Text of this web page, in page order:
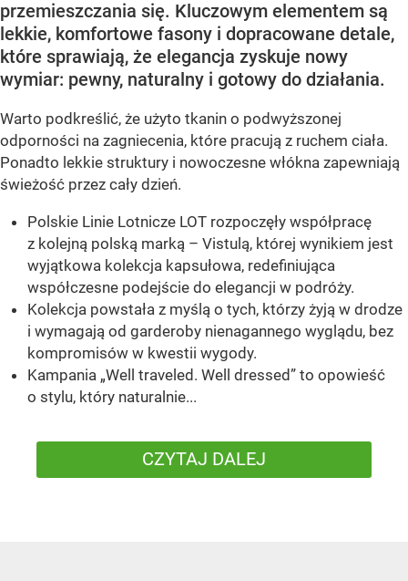
przemieszczania się. Kluczowym elementem są
lekkie, komfortowe fasony i dopracowane detale,
które sprawiają, że elegancja zyskuje nowy
wymiar: pewny, naturalny i gotowy do działania.
Warto podkreślić, że użyto tkanin o podwyższonej
odporności na zagniecenia, które pracują z ruchem ciała.
Ponadto lekkie struktury i nowoczesne włókna zapewniają
świeżość przez cały dzień.
Polskie Linie Lotnicze LOT rozpoczęły współpracę
z kolejną polską marką – Vistulą, której wynikiem jest
wyjątkowa kolekcja kapsułowa, redefiniująca
współczesne podejście do elegancji w podróży.
Kolekcja powstała z myślą o tych, którzy żyją w drodze
i wymagają od garderoby nienagannego wyglądu, bez
kompromisów w kwestii wygody.
Kampania „Well traveled. Well dressed” to opowieść
o stylu, który naturalnie...
CZYTAJ DALEJ